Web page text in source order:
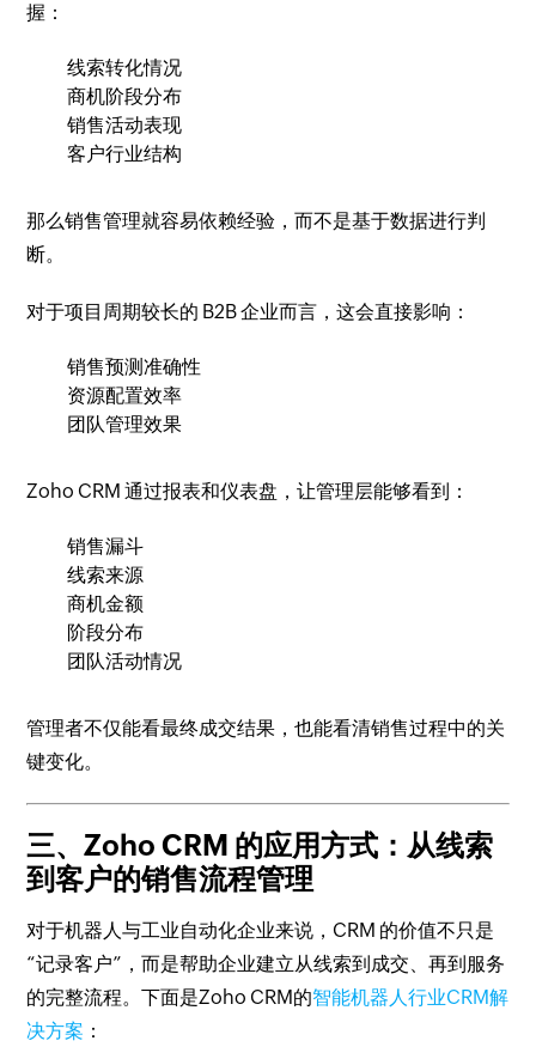
握：
线索转化情况
商机阶段分布
销售活动表现
客户行业结构
那么销售管理就容易依赖经验，而不是基于数据进行判
断。
对于项目周期较长的 B2B 企业而言，这会直接影响：
销售预测准确性
资源配置效率
团队管理效果
Zoho CRM 通过报表和仪表盘，让管理层能够看到：
销售漏斗
线索来源
商机金额
阶段分布
团队活动情况
管理者不仅能看最终成交结果，也能看清销售过程中的关
键变化。
三、Zoho CRM 的应用方式：从线索
到客户的销售流程管理
对于机器人与工业自动化企业来说，CRM 的价值不只是
“记录客户”，而是帮助企业建立从线索到成交、再到服务
的完整流程。下面是Zoho CRM的智能机器人行业CRM解
决方案 ：